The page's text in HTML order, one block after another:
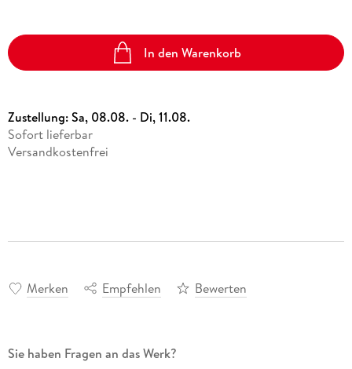
In den Warenkorb
Zustellung:Sa, 08.08. - Di, 11.08.
Sofort lieferbar
Versandkostenfrei
Merken Empfehlen Bewerten
Sie haben Fragen an das Werk?